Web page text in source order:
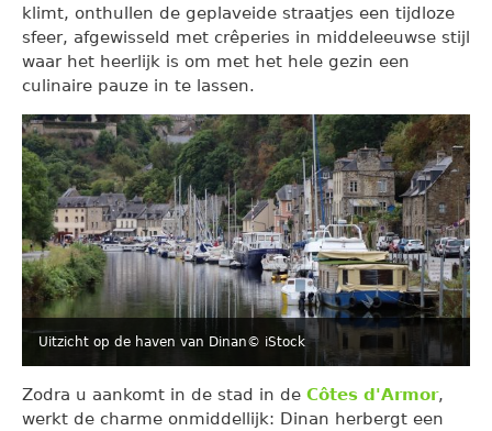
klimt, onthullen de geplaveide straatjes een tijdloze
sfeer, afgewisseld met crêperies in middeleeuwse stijl
waar het heerlijk is om met het hele gezin een
culinaire pauze in te lassen.
Uitzicht op de haven van Dinan© iStock
Zodra u aankomt in de stad in de Côtes d'Armor,
werkt de charme onmiddellijk: Dinan herbergt een